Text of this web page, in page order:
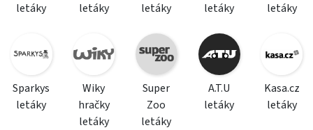
letáky
letáky
letáky
letáky
letáky
Sparkys
letáky
Wiky
hračky
letáky
Super
Zoo
letáky
A.T.U
letáky
Kasa.cz
letáky